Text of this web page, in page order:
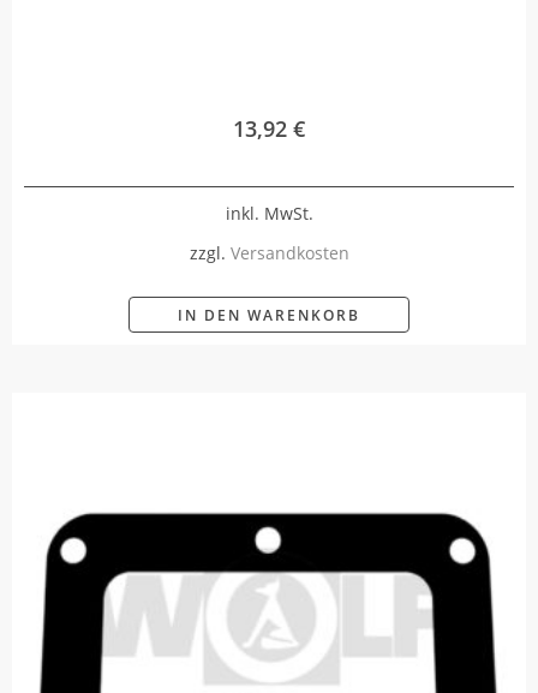
13,92 €
inkl. MwSt.
zzgl. Versandkosten
IN DEN WARENKORB